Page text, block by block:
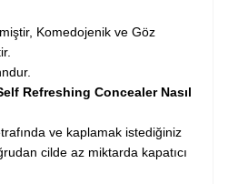
Komedojenik ve Göz
Refreshing Concealer Nasıl
ve kaplamak istediğiniz
cilde az miktarda kapatıcı